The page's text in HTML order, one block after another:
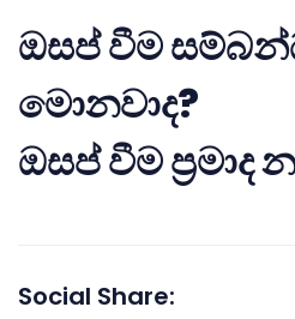
ඔසප් වීම
මොනවාද?
ඔසප් වීම ප්‍රමාද
Social Share: